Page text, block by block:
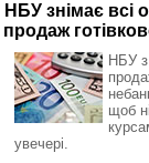
НБУ знімає всі
продаж
НБУ з
щоб
увечері.